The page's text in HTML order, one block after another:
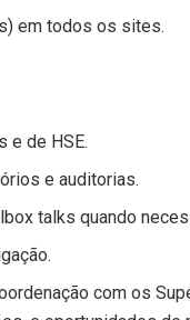
em todos os sites.
e de HSE.
e auditorias.
talks quando
com os